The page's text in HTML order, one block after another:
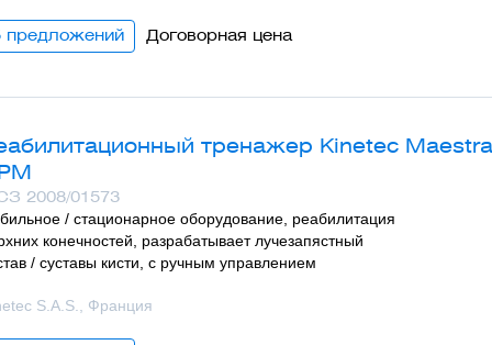
предложений Договорная цена
тренажер Kinetec
2008/01573
/ стационарное оборудование, реабилитация
конечностей, разрабатывает лучезапястный
/ суставы кисти, с ручным управлением
S.A.S., Франция